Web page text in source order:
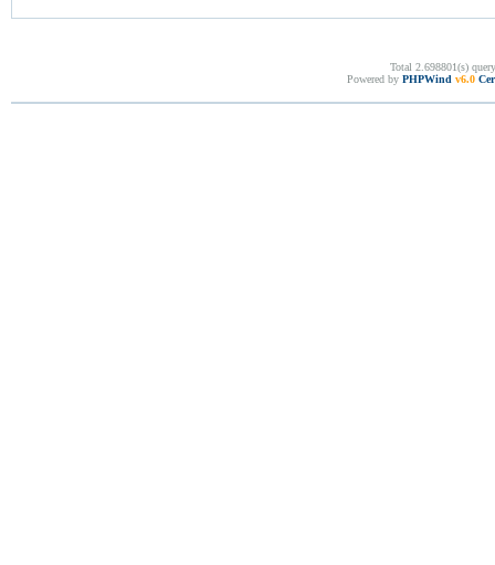
Total 2.698801(s)
Powered by PHPWind v6.0